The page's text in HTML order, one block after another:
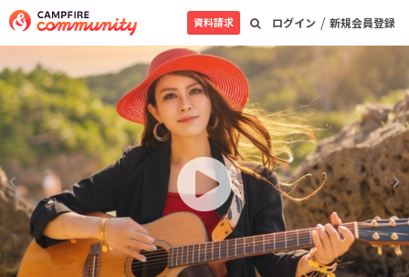
ログイン / 新規会員登録
資料請求